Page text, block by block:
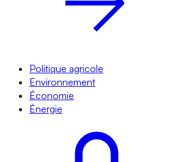
Politique agricole
Environnement
Économie
Énergie